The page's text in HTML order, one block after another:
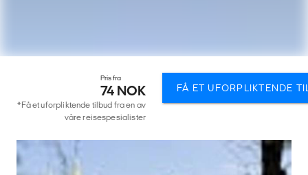
Pris fra
74 NOK
*Få et uforpliktende tilbud fra en av
våre reisespesialister
FÅ ET UFORPLIKTENDE